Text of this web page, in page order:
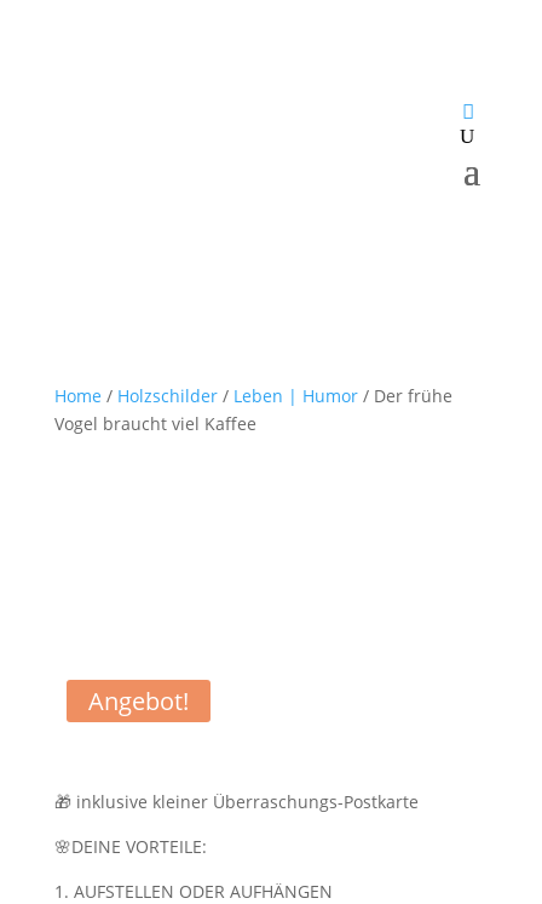
Home / Holzschilder/ Leben | Humor/ Der frühe
Vogel braucht viel Kaffee
Angebot!
🎁 inklusive kleiner Überraschungs-Postkarte
🌸DEINE VORTEILE:
1. AUFSTELLEN ODER AUFHÄNGEN